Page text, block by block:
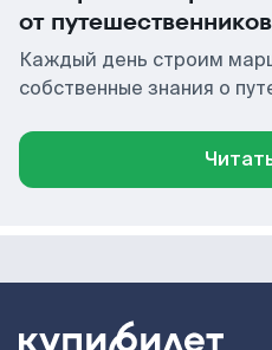
от путешественников
Каждый день строим
собственные знания о